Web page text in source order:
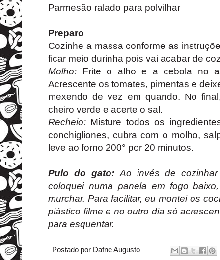
Parmesão ralado para polvilhar
Preparo
Cozinhe a massa conforme as
ficar meio durinha pois vai acabar de
Molho: Frite o alho e a cebola no
Acrescente os tomates, pimentas e
mexendo de vez em quando. No
cheiro verde e acerte o sal.
Recheio: Misture todos os
conchigliones, cubra com o molho,
leve ao forno 200° por 20 minutos.
Pulo do gato: Ao invés de
coloquei numa panela em fogo
murchar. Para facilitar, eu montei os
plástico filme e no outro dia só
para esquentar.
Postado por Dafne Augusto